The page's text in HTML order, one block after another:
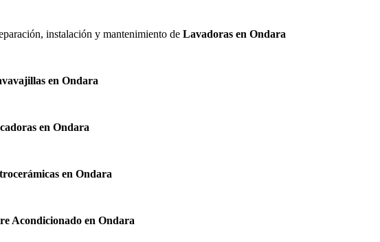
instalación y mantenimiento de Lavadoras en Ondara
en Ondara
en Ondara
en Ondara
Acondicionado en Ondara